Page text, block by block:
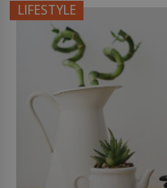
LIFESTYLE